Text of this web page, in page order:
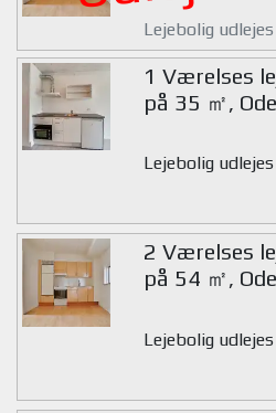
Lejebolig
1 Værelses
på 35 ㎡,
Lejebolig
2 Værelses
på 54 ㎡,
Lejebolig